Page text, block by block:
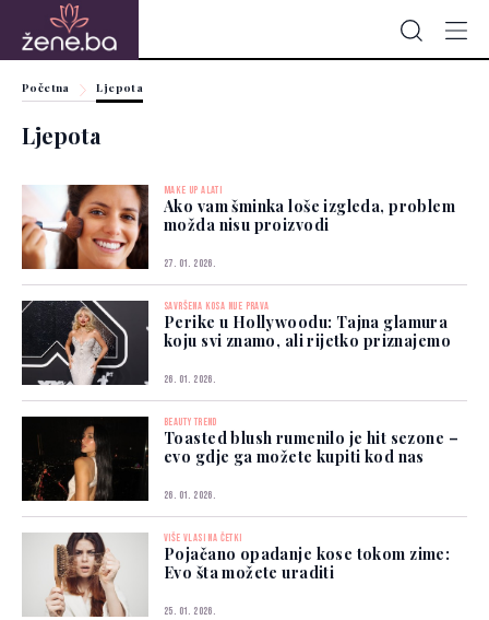
Početna Ljepota
Ljepota
MAKE UP ALATI
Ako vam šminka loše izgleda, problem
možda nisu proizvodi
27. 01. 2026.
SAVRŠENA KOSA NIJE PRAVA
Perike u Hollywoodu: Tajna glamura
koju svi znamo, ali rijetko priznajemo
26. 01. 2026.
BEAUTY TREND
Toasted blush rumenilo je hit sezone –
evo gdje ga možete kupiti kod nas
26. 01. 2026.
VIŠE VLASI NA ČETKI
Pojačano opadanje kose tokom zime:
Evo šta možete uraditi
25. 01. 2026.